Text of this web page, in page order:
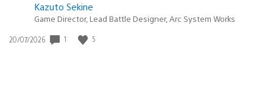
Kazuto Sekine
Game Director, Lead Battle Designer, Arc System Works
Data
20/07/2026 1 5